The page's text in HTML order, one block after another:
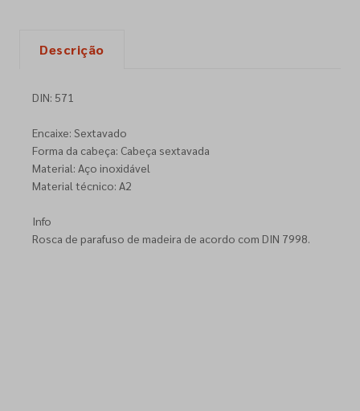
Descrição
DIN: 571
Encaixe: Sextavado
Forma da cabeça: Cabeça sextavada
Material: Aço inoxidável
Material técnico: A2
Info
Rosca de parafuso de madeira de acordo com DIN 7998.